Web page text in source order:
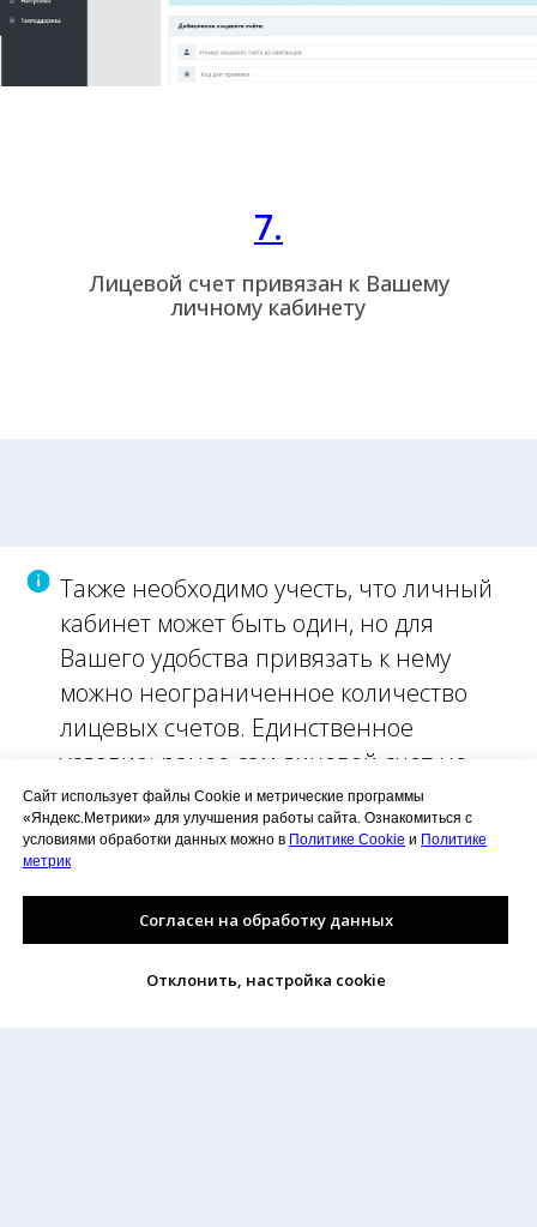
Сайт использует файлы Cookie и метрические программы
«Яндекс.Метрики» для улучшения работы сайта. Ознакомиться с
условиями обработки данных можно в Политике Cookie и Политике
метрик
Согласен на обработку данных
Отклонить, настройка cookie
7.
Лицевой счет привязан к Вашему
личному кабинету
Также необходимо учесть, что личный
кабинет может быть один, но для
Вашего удобства привязать к нему
можно неограниченное количество
лицевых счетов. Единственное
условие: ранее сам лицевой счет не
привязан ни к одному личному
кабинету.